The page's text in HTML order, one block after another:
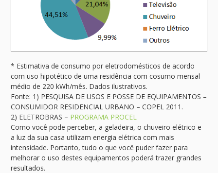
* Estimativa de consumo por eletrodomésticos de acordo
com uso hipotético de uma residência com cosumo mensal
médio de 220 kWh/mês. Dados ilustrativos.
Fonte: 1) PESQUISA DE USOS E POSSE DE EQUIPAMENTOS –
CONSUMIDOR RESIDENCIAL URBANO – COPEL 2011.
2) ELETROBRAS – PROGRAMA PROCEL
Como você pode perceber, a geladeira, o chuveiro elétrico e
a luz da sua casa utilizam energia elétrica com mais
intensidade. Portanto, tudo o que você puder fazer para
melhorar o uso destes equipamentos poderá trazer grandes
resultados.